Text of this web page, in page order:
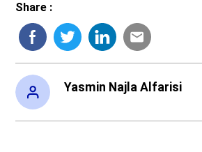
Share :
Yasmin Najla Alfarisi